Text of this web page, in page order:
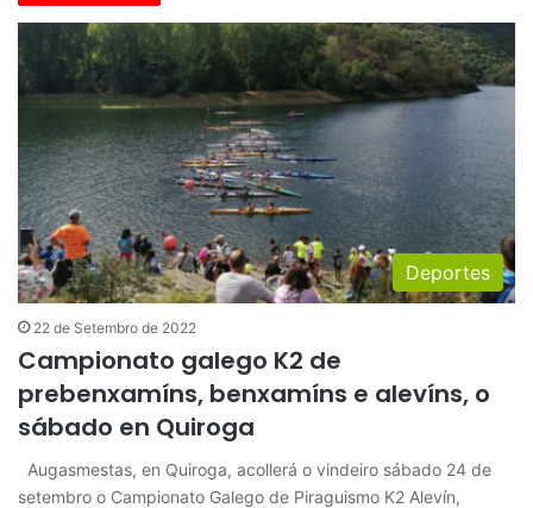
Deportes
22 de Setembro de 2022
Campionato galego K2 de
prebenxamíns, benxamíns e alevíns, o
sábado en Quiroga
Augasmestas, en Quiroga, acollerá o vindeiro sábado 24 de
setembro o Campionato Galego de Piraguismo K2 Alevín,